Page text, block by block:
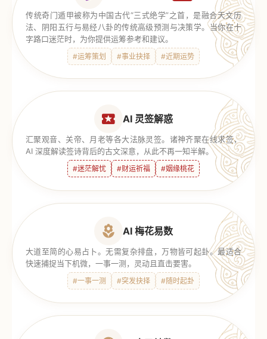
传统奇门遁甲被称为中国古代“三式绝学”之首，是融合天文历
法、阴阳五行与易经八卦的传统高级预测与决策学。当你在十
字路口迷茫时，为你提供运筹参考和建议。
#运筹策划 #事业抉择 #近期运势
AI 灵签解惑
汇聚观音、关帝、月老等各大法脉灵签。诸神齐聚在线求签，
AI 深度解读签诗背后的古文深意，从此不再一知半解。
#迷茫解忧 #财运祈福 #姻缘桃花
AI 梅花易数
大道至简的心易占卜。无需复杂排盘，万物皆可起卦。最适合
快速捕捉当下机微，一事一测，灵动且直击要害。
#一事一测 #突发抉择 #随时起卦